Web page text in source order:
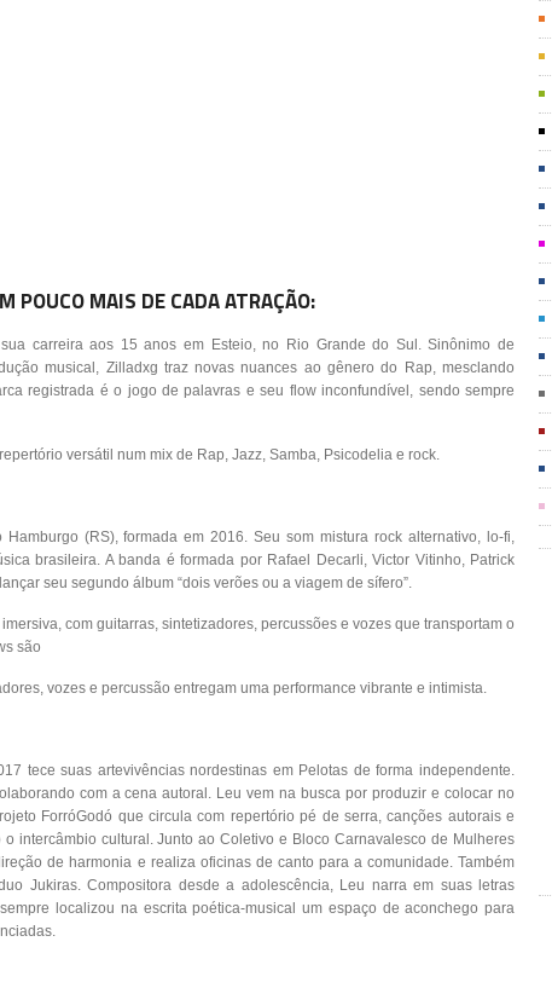
POUCO MAIS DE CADA ATRAÇÃO:
carreira aos 15 anos em Esteio, no Rio Grande do Sul. Sinônimo de
musical, Zilladxg traz novas nuances ao gênero do Rap, mesclando
registrada é o jogo de palavras e seu flow inconfundível, sendo sempre
versátil num mix de Rap, Jazz, Samba, Psicodelia e rock.
(RS), formada em 2016. Seu som mistura rock alternativo, lo-fi,
brasileira. A banda é formada por Rafael Decarli, Victor Vitinho, Patrick
seu segundo álbum “dois verões ou a viagem de sífero”.
com guitarras, sintetizadores, percussões e vozes que transportam o
são
vozes e percussão entregam uma performance vibrante e intimista.
tece suas artevivências nordestinas em Pelotas de forma independente.
com a cena autoral. Leu vem na busca por produzir e colocar no
ForróGodó que circula com repertório pé de serra, canções autorais e
intercâmbio cultural. Junto ao Coletivo e Bloco Carnavalesco de Mulheres
de harmonia e realiza oficinas de canto para a comunidade. Também
Jukiras. Compositora desde a adolescência, Leu narra em suas letras
localizou na escrita poética-musical um espaço de aconchego para